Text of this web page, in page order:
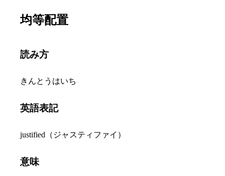
均等配置
読み方
きんとうはいち
英語表記
justified（ジャスティファイ）
意味